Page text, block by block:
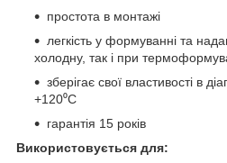
простота в монтажі
легкість у формуванні та
холодну, так і при
зберігає свої властивості в
+120⁰С
гарантія 15 років
Використовується для: